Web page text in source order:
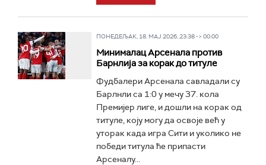
ПОНЕДЕЉАК, 18. МАЈ 2026, 23:38 -> 00:00
Минималац Арсенала против
Барнлија за корак до титуле
Фудбалери Арсенала савладали су
Барлнли са 1:0 у мечу 37. кола
Премијер лиге, и дошли на корак од
титуле, коју могу да освоје већ у
уторак када игра Сити и уколико не
победи титула ће припасти
Арсеналу...